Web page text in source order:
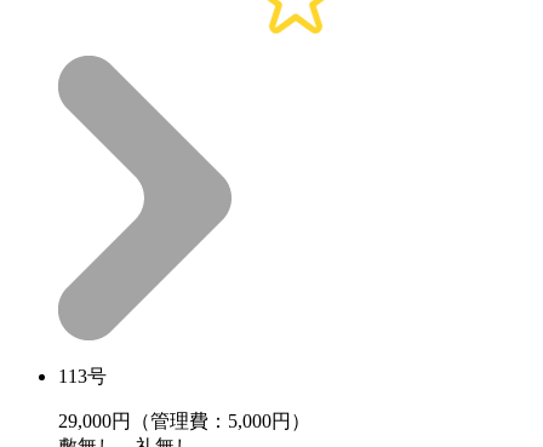
113号
29,000円（管理費：5,000円）